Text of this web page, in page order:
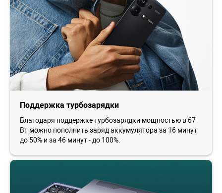
Поддержка турбозарядки
Благодаря поддержке турбозарядки мощностью в 67
Вт можно пополнить заряд аккумулятора за 16 минут
до 50% и за 46 минут - до 100%.